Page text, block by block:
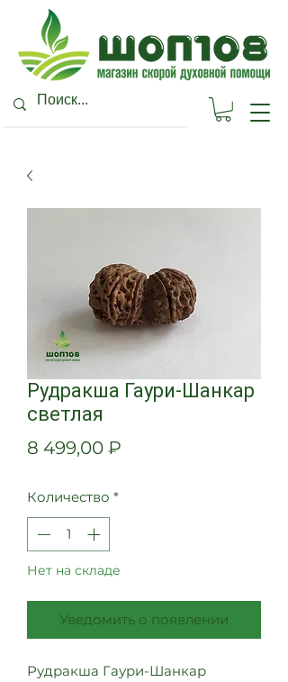
Рудракша Гаури-Шанкар
светлая
8 499,00 ₽
Количество *
Нет на складе
Уведомить о появлении
Рудракша Гаури-Шанкар